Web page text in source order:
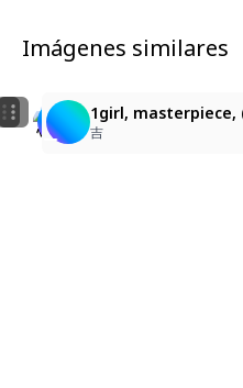
Imágenes similares
whiteisland
女孩 花卉圖案 和服
minakan
1girl, masterpiece,
吉